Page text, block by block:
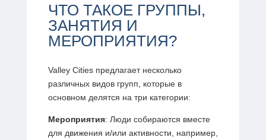
ЧТО ТАКОЕ ГРУППЫ,
ЗАНЯТИЯ И
МЕРОПРИЯТИЯ?
Valley Cities предлагает несколько
различных видов групп, которые в
основном делятся на три категории:
Мероприятия: Люди собираются вместе
для движения и/или активности, например,